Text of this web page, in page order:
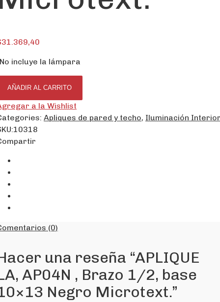
31.369,40
incluye la lámpara
AÑADIR AL CARRITO
a la Wishlist
Apliques de pared y techo, Iluminación
10318
(0)
una reseña “APLIQUE
AP04N , Brazo 1/2, base
Negro Microtext.”